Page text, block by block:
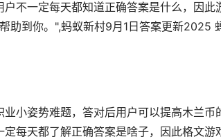
不一定每天都知道正确答案是什么，因
助到你。",蚂蚁新村9月1日答案更新2025
业小姿势难题，答对后用户可以提高木兰
每天都了解正确答案是啥子，因此格文游